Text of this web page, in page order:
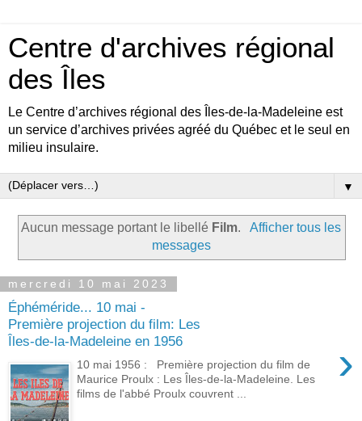
Centre d'archives régional
des Îles
Le Centre d’archives régional des Îles-de-la-Madeleine est
un service d’archives privées agréé du Québec et le seul en
milieu insulaire.
▼
Aucun message portant le libellé Film.
Afficher tous les
messages
mercredi 10 mai 2023
Éphéméride... 10 mai -
Première projection du film: Les
Îles-de-la-Madeleine en 1956
›
10 mai 1956 : Première projection du film de
Maurice Proulx : Les Îles-de-la-Madeleine. Les
films de l'abbé Proulx couvrent ...